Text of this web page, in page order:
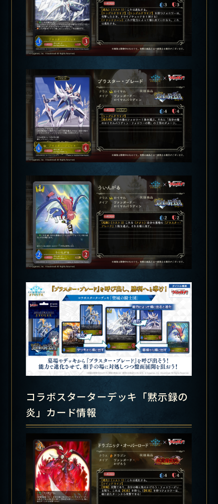
コラボスターターデッキ「黙示録の
炎」カード情報